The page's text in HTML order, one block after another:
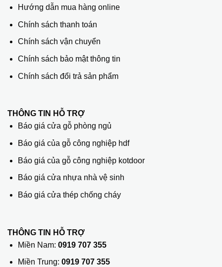
Hướng dẫn mua hàng online
Chính sách thanh toán
Chính sách vận chuyển
Chính sách bảo mật thông tin
Chính sách đổi trả sản phẩm
THÔNG TIN HỖ TRỢ
Báo giá cửa gỗ phòng ngủ
Báo giá của gỗ công nghiệp hdf
Báo giá của gỗ công nghiệp kotdoor
Báo giá cửa nhựa nhà vệ sinh
Báo giá cửa thép chống cháy
THÔNG TIN HỖ TRỢ
Miền Nam: 0919 707 355
Miền Trung: 0919 707 355